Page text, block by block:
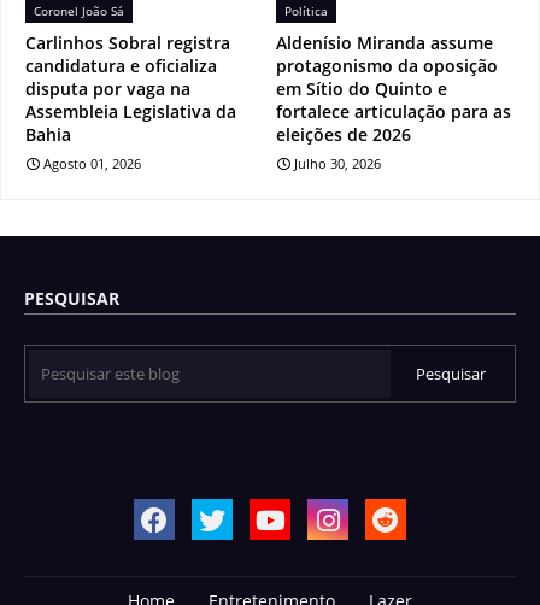
Coronel João Sá
Carlinhos Sobral registra
candidatura e oficializa
disputa por vaga na
Assembleia Legislativa da
Bahia
Agosto 01, 2026
Política
Aldenísio Miranda assume
protagonismo da oposição
em Sítio do Quinto e
fortalece articulação para as
eleições de 2026
Julho 30, 2026
PESQUISAR